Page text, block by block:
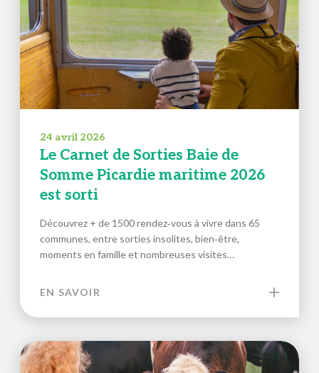
24 avril 2026
Le Carnet de Sorties Baie de
Somme Picardie maritime 2026
est sorti
Découvrez + de 1500 rendez‑vous à vivre dans 65
communes, entre sorties insolites, bien‑être,
moments en famille et nombreuses visites…
EN SAVOIR